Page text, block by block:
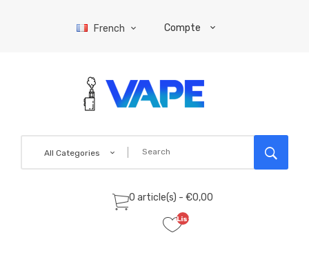
French Compte
All Categories
0 article(s) - €0,00
Liste